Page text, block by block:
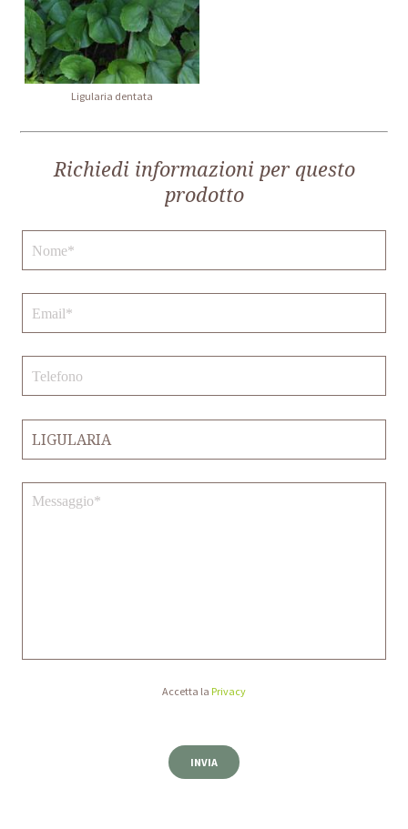
Ligularia dentata
Richiedi informazioni per questo
prodotto
Accetta la Privacy